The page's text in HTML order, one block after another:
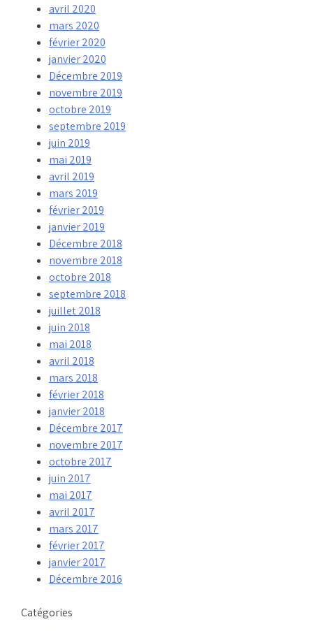
avril 2020
mars 2020
février 2020
janvier 2020
Décembre 2019
novembre 2019
octobre 2019
septembre 2019
juin 2019
mai 2019
avril 2019
mars 2019
février 2019
janvier 2019
Décembre 2018
novembre 2018
octobre 2018
septembre 2018
juillet 2018
juin 2018
mai 2018
avril 2018
mars 2018
février 2018
janvier 2018
Décembre 2017
novembre 2017
octobre 2017
juin 2017
mai 2017
avril 2017
mars 2017
février 2017
janvier 2017
Décembre 2016
Catégories